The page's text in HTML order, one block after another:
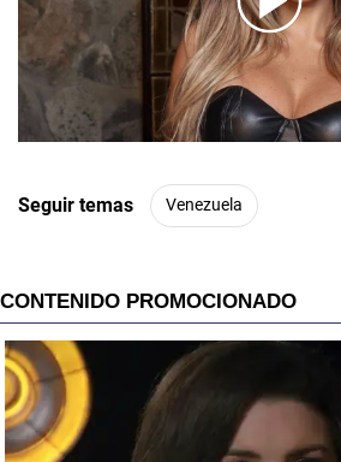
00:00 01:00
Seguir temas Venezuela